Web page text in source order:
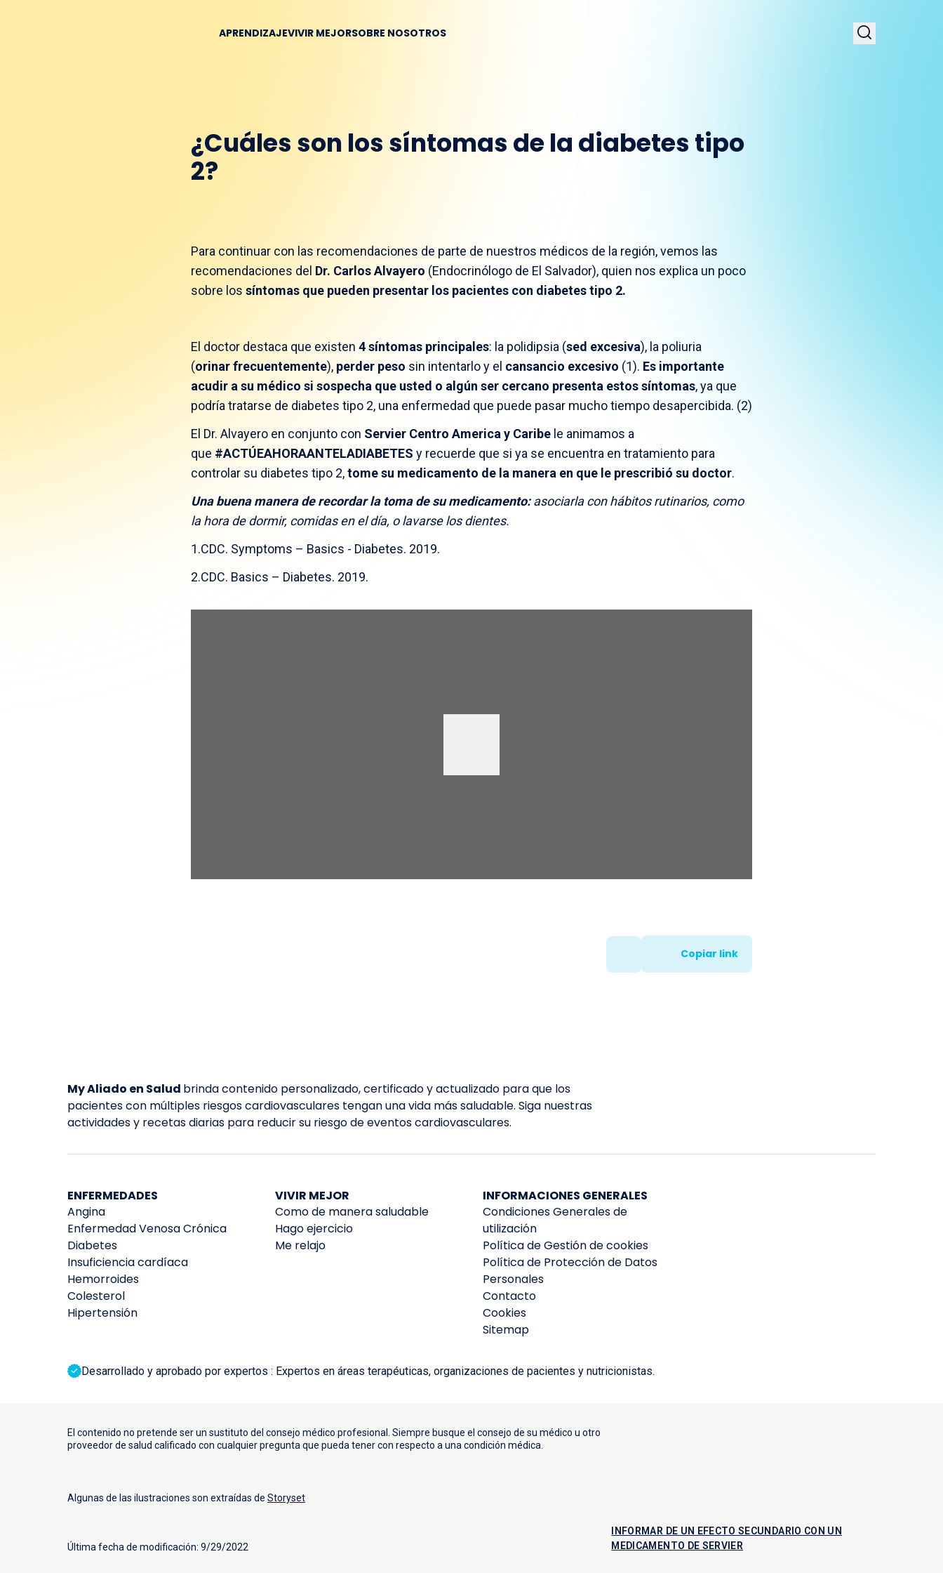
APRENDIZAJEVIVIR MEJORSOBRE NOSOTROS
¿Cuáles son los síntomas de la diabetes tipo
2?​
Para continuar con las recomendaciones de parte de nuestros médicos de la región, vemos las
recomendaciones del Dr. CarlosAlvayero (Endocrinólogo de El Salvador), quien nos explica un poco
sobre los síntomas que pueden presentar los pacientes con diabetes tipo 2.
El doctor destaca que existen 4 síntomas principales: la polidipsia (sed excesiva), la poliuria
(orinar frecuentemente), perder peso sin intentarlo y el cansancio excesivo (1). Es importante
acudir a su médico si sospecha que usted o algún ser cercano presenta estos síntomas, ya que
podría tratarse de diabetes tipo 2, una enfermedad que puede pasar mucho tiempo desapercibida. (2)​
El Dr. Alvayero en conjunto con Servier Centro America y Caribe le animamos a
que #ACTÚEAHORAANTELADIABETES y recuerde que si ya se encuentra en tratamiento para
controlar su diabetes tipo 2,tome su medicamento de la manera en que le prescribió su doctor.
Una buena manera de recordar la toma de su medicamento:asociarla con hábitos rutinarios, como
la hora de dormir, comidas en el día, o lavarse los dientes.
1.CDC. Symptoms – Basics - Diabetes. 2019.​
2.CDC. Basics – Diabetes. 2019. ​
Copiar link
My Aliado en Salud brinda contenido personalizado, certificado y actualizado para que los
pacientes con múltiples riesgos cardiovasculares tengan una vida más saludable. Siga nuestras
actividades y recetas diarias para reducir su riesgo de eventos cardiovasculares.
ENFERMEDADES
Angina
Enfermedad Venosa Crónica
Diabetes
Insuficiencia cardíaca
Hemorroides
Colesterol
Hipertensión
VIVIR MEJOR
Como de manera saludable
Hago ejercicio
Me relajo
INFORMACIONES GENERALES
Condiciones Generales de
utilización
Política de Gestión de cookies
Política de Protección de Datos
Personales
Contacto
Cookies
Sitemap
Desarrollado y aprobado por expertos : Expertos en áreas terapéuticas, organizaciones de pacientes y nutricionistas.
El contenido no pretende ser un sustituto del consejo médico profesional. Siempre busque el consejo de su médico u otro
proveedor de salud calificado con cualquier pregunta que pueda tener con respecto a una condición médica.
Algunas de las ilustraciones son extraídas de Storyset
Última fecha de modificación: 9/29/2022
INFORMAR DE UN EFECTO SECUNDARIO CON UN
MEDICAMENTO DE SERVIER